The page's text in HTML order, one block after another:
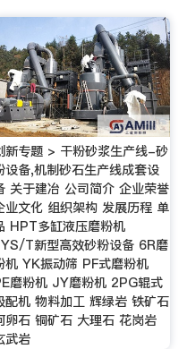
新专题 > 干粉砂浆生产线-砂
设备,机制砂石生产线成套设
关于建冶 公司简介 企业荣誉
业文化 组织架构 发展历程 单
HPT多缸液压磨粉机
T新型高效砂粉设备 6R磨
机 YK振动筛 PF式磨粉机
磨粉机 JY磨粉机 2PG辊式
配机 物料加工 辉绿岩 铁矿石
卵石 铜矿石 大理石 花岗岩
武岩